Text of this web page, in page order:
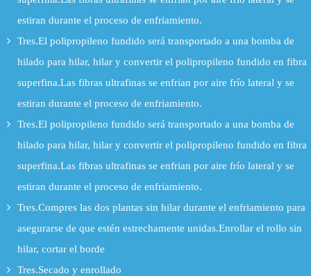
estiran durante el proceso de enfriamiento.
Tres.El polipropileno fundido será transportado a una bomba de
hilado para hilar, hilar y convertir el polipropileno fundido en fibra
superfina.Las fibras ultrafinas se enfrian por aire frío lateral y se
estiran durante el proceso de enfriamiento.
Tres.El polipropileno fundido será transportado a una bomba de
hilado para hilar, hilar y convertir el polipropileno fundido en fibra
superfina.Las fibras ultrafinas se enfrian por aire frío lateral y se
estiran durante el proceso de enfriamiento.
Tres.Compres las dos plantas sin hilar durante el enfriamiento para
asegurarse de que estén estrechamente unidas.Enrollar el rollo sin
hilar, cortar el borde
Tres.Secado y enrollado